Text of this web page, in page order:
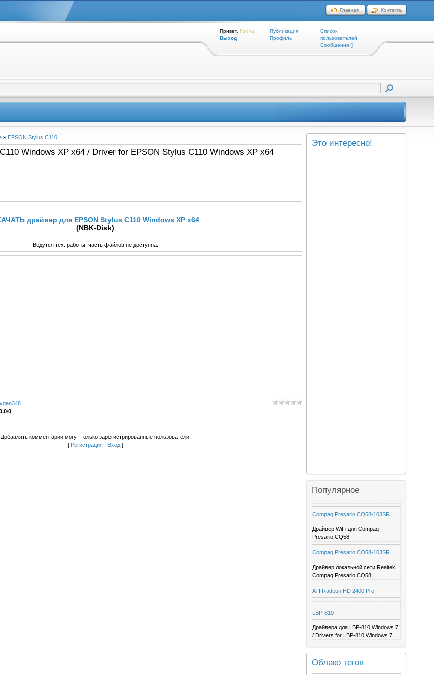
Привет, Гость!
Выход
Публикация
Профиль
Список
пользователей
Cообщения ()
Это интересно!
Популярное
Compaq Presario CQ58-103SR
Драйвер WiFi для Compaq
Presario CQ58
Compaq Presario CQ58-103SR
Драйвер локальной сети Realtek
Compaq Presario CQ58
ATI Radeon HD 2400 Pro
LBP-810
Драйвера для LBP-810 Windows 7
/ Drivers for LBP-810 Windows 7
Облако тегов
» EPSON Stylus C110
Windows XP x64 / Driver for EPSON Stylus C110 Windows XP x64
драйвер для EPSON Stylus C110 Windows XP x64
(NBK-Disk)
Ведутся тех. работы, часть файлов не доступна.
/0
Добавлять комментарии могут только зарегистрированные пользователи.
[ Регистрация Вход ]